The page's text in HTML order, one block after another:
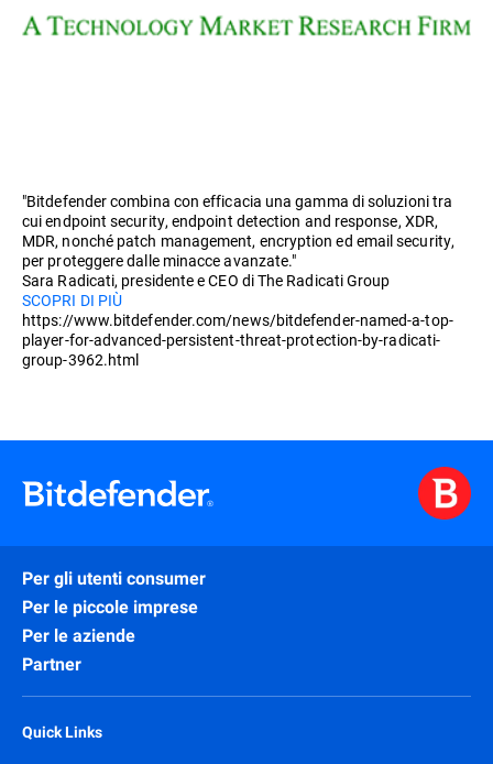
"Bitdefender combina con efficacia una gamma di soluzioni tra
cui endpoint security, endpoint detection and response, XDR,
MDR, nonché patch management, encryption ed email security,
per proteggere dalle minacce avanzate."
Sara Radicati, presidente e CEO di The Radicati Group
SCOPRI DI PIÙ
https://www.bitdefender.com/news/bitdefender-named-a-top-
player-for-advanced-persistent-threat-protection-by-radicati-
group-3962.html
Per gli utenti consumer
Per le piccole imprese
Per le aziende
Partner
Quick Links